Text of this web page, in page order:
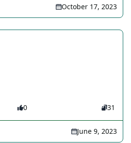
October 17, 2023
0 31
June 9, 2023